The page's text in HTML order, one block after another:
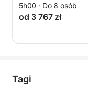
5h00 · Do 8 osób
od 3 767 zł
Tagi